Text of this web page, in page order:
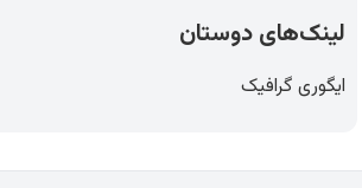
لینک‌های دوستان
ایگوری گرافیک